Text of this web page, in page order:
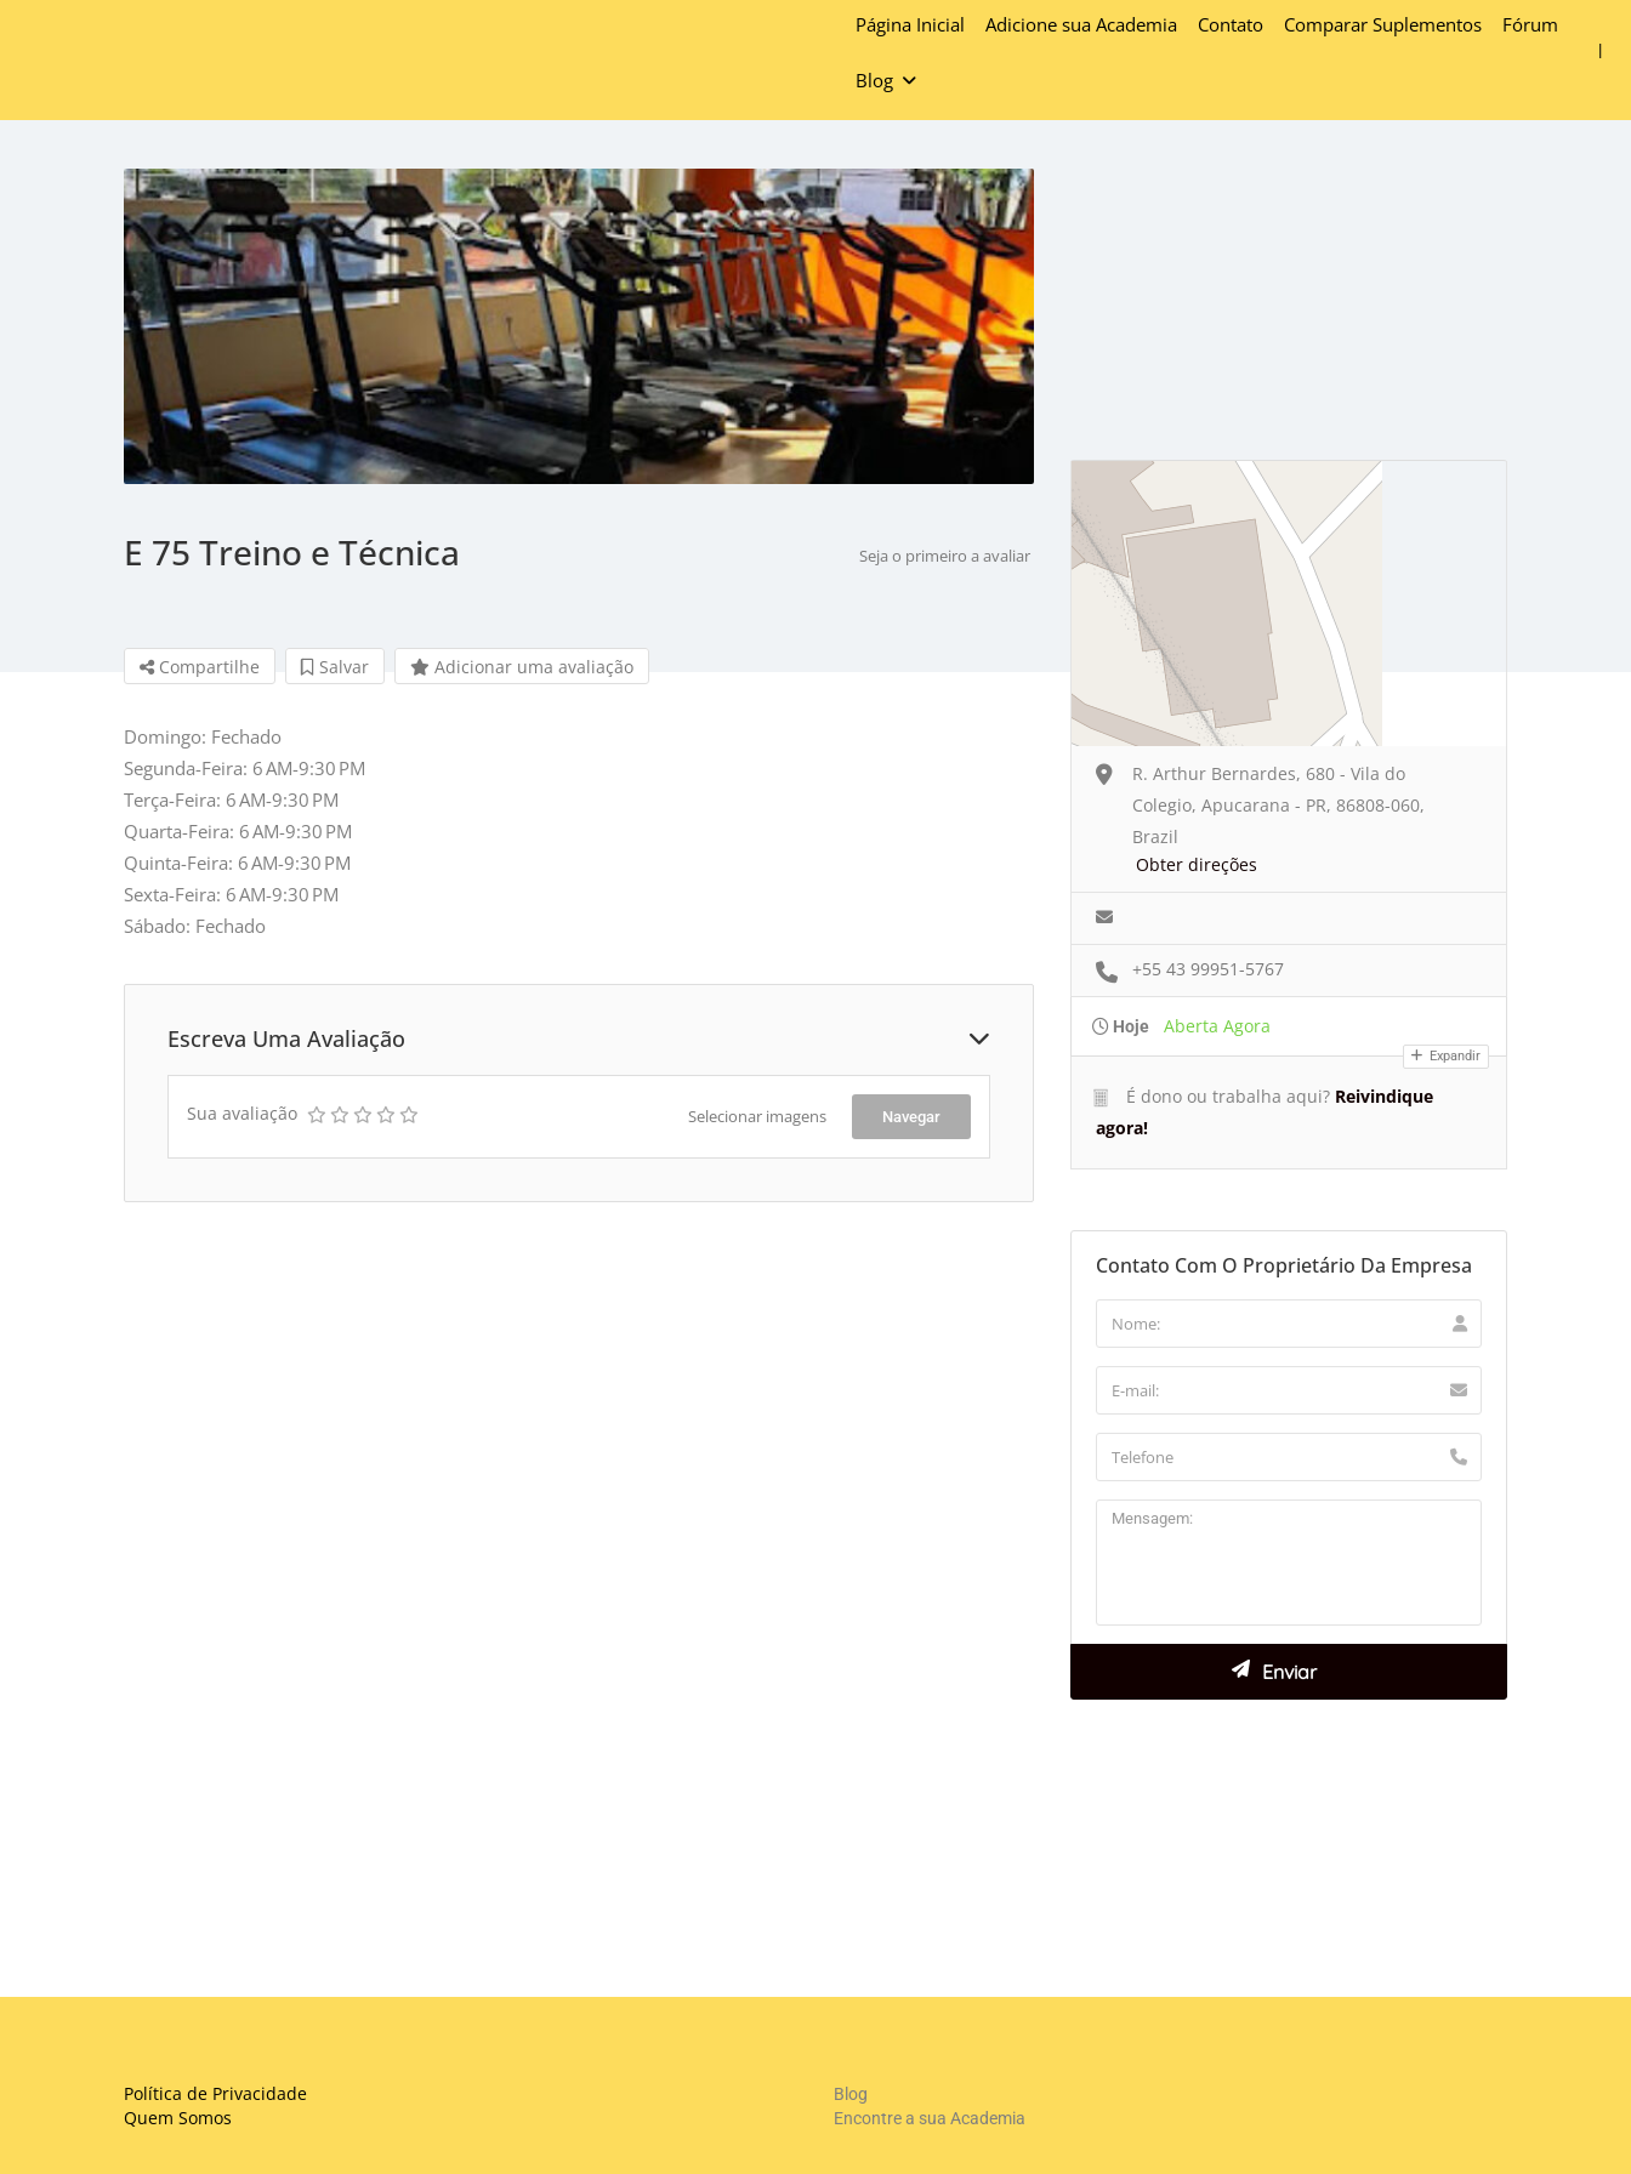
Página Inicial Adicione sua Academia Contato Comparar Suplementos Fórum
Blog
E 75 Treino e Técnica Seja o primeiro a avaliar
Compartilhe Salvar Adicionar uma avaliação
Domingo: Fechado
Segunda-Feira: 6 AM-9:30 PM
Terça-Feira: 6 AM-9:30 PM
Quarta-Feira: 6 AM-9:30 PM
Quinta-Feira: 6 AM-9:30 PM
Sexta-Feira: 6 AM-9:30 PM
Sábado: Fechado
Escreva Uma Avaliação
Sua avaliação Selecionar imagens Navegar
R. Arthur Bernardes, 680 - Vila do
Colegio, Apucarana - PR, 86808-060,
Brazil
Obter direções
+55 43 99951-5767
Hoje Aberta Agora
Expandir
É dono ou trabalha aqui? Reivindique
agora!
Contato Com O Proprietário Da Empresa
Política de Privacidade
Quem Somos
Blog
Encontre a sua Academia